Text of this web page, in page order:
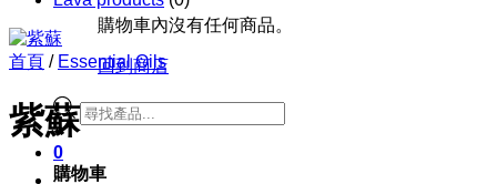
購物車內沒有任何商品。
回到商店
Products
search
0
購物車
首頁 / Essential Oils
紫蘇